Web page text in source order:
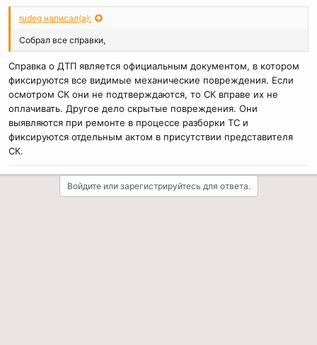
rudeg написал(а):
Собрал все справки,
Справка о ДТП является официальным документом, в котором
фиксируются все видимые механические повреждения. Если
осмотром СК они не подтверждаются, то СК вправе их не
оплачивать. Другое дело скрытые повреждения. Они
выявляются при ремонте в процессе разборки ТС и
фиксируются отдельным актом в присутствии представителя
СК.
Войдите или зарегистрируйтесь для ответа.